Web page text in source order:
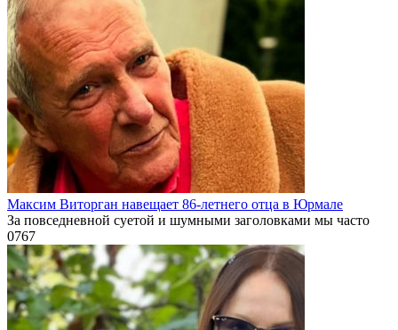
Максим Виторган навещает 86-летнего отца в Юрмале
За повседневной суетой и шумными заголовками мы часто
0767